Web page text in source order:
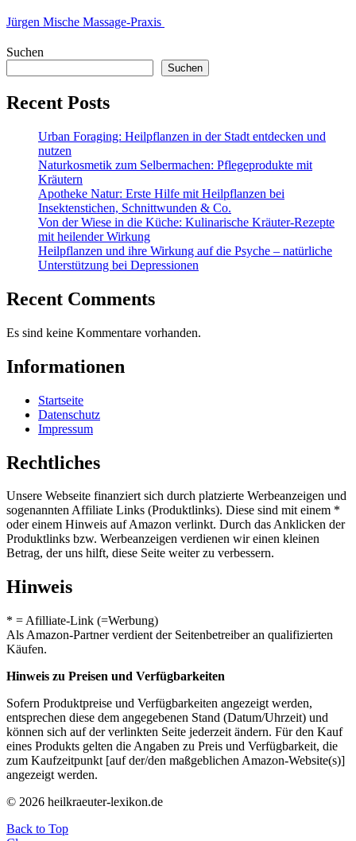
Jürgen Mische Massage-Praxis
Suchen
Suchen
Recent Posts
Urban Foraging: Heilpflanzen in der Stadt entdecken und
nutzen
Naturkosmetik zum Selbermachen: Pflegeprodukte mit
Kräutern
Apotheke Natur: Erste Hilfe mit Heilpflanzen bei
Insektenstichen, Schnittwunden & Co.
Von der Wiese in die Küche: Kulinarische Kräuter-Rezepte
mit heilender Wirkung
Heilpflanzen und ihre Wirkung auf die Psyche – natürliche
Unterstützung bei Depressionen
Recent Comments
Es sind keine Kommentare vorhanden.
Informationen
Startseite
Datenschutz
Impressum
Rechtliches
Unsere Webseite finanziert sich durch platzierte Werbeanzeigen und
sogenannten Affiliate Links (Produktlinks). Diese sind mit einem *
oder einem Hinweis auf Amazon verlinkt. Durch das Anklicken der
Produktlinks bzw. Werbeanzeigen verdienen wir einen kleinen
Betrag, der uns hilft, diese Seite weiter zu verbessern.
Hinweis
* = Afilliate-Link (=Werbung)
Als Amazon-Partner verdient der Seitenbetreiber an qualifizierten
Käufen.
Hinweis zu Preisen und Verfügbarkeiten
Sofern Produktpreise und Verfügbarkeiten angezeigt werden,
entsprechen diese dem angegebenen Stand (Datum/Uhrzeit) und
können sich auf der verlinkten Seite jederzeit ändern. Für den Kauf
eines Produkts gelten die Angaben zu Preis und Verfügbarkeit, die
zum Kaufzeitpunkt [auf der/den maßgeblichen Amazon-Website(s)]
angezeigt werden.
© 2026 heilkraeuter-lexikon.de
Back to Top